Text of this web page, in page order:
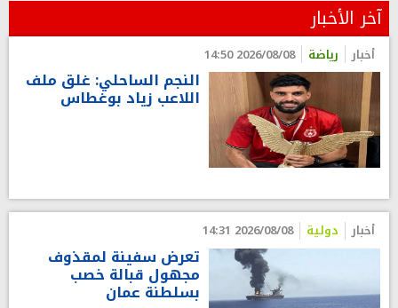
آخر الأخبار
أخبار رياضة 2026/08/08 14:50
النجم الساحلي: غلق ملف
اللاعب زياد بوغطاس
أخبار دولية 2026/08/08 14:31
تعرض سفينة لمقذوف
مجهول قبالة خصب
بسلطنة عمان